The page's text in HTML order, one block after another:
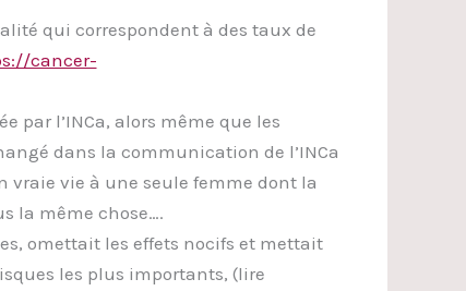
qui correspondent à des taux de
cancer-
l’INCa, alors même que les
dans la communication de l’INCa
vraie vie à une seule femme dont la
la même chose….
omettait les effets nocifs et mettait
les plus importants, (lire